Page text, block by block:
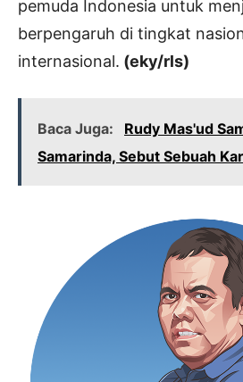
pemuda Indonesia untuk
berpengaruh di tingkat
internasional. (eky/rls)
Baca Juga:
Rudy Mas'ud
Samarinda, Sebut Sebuah